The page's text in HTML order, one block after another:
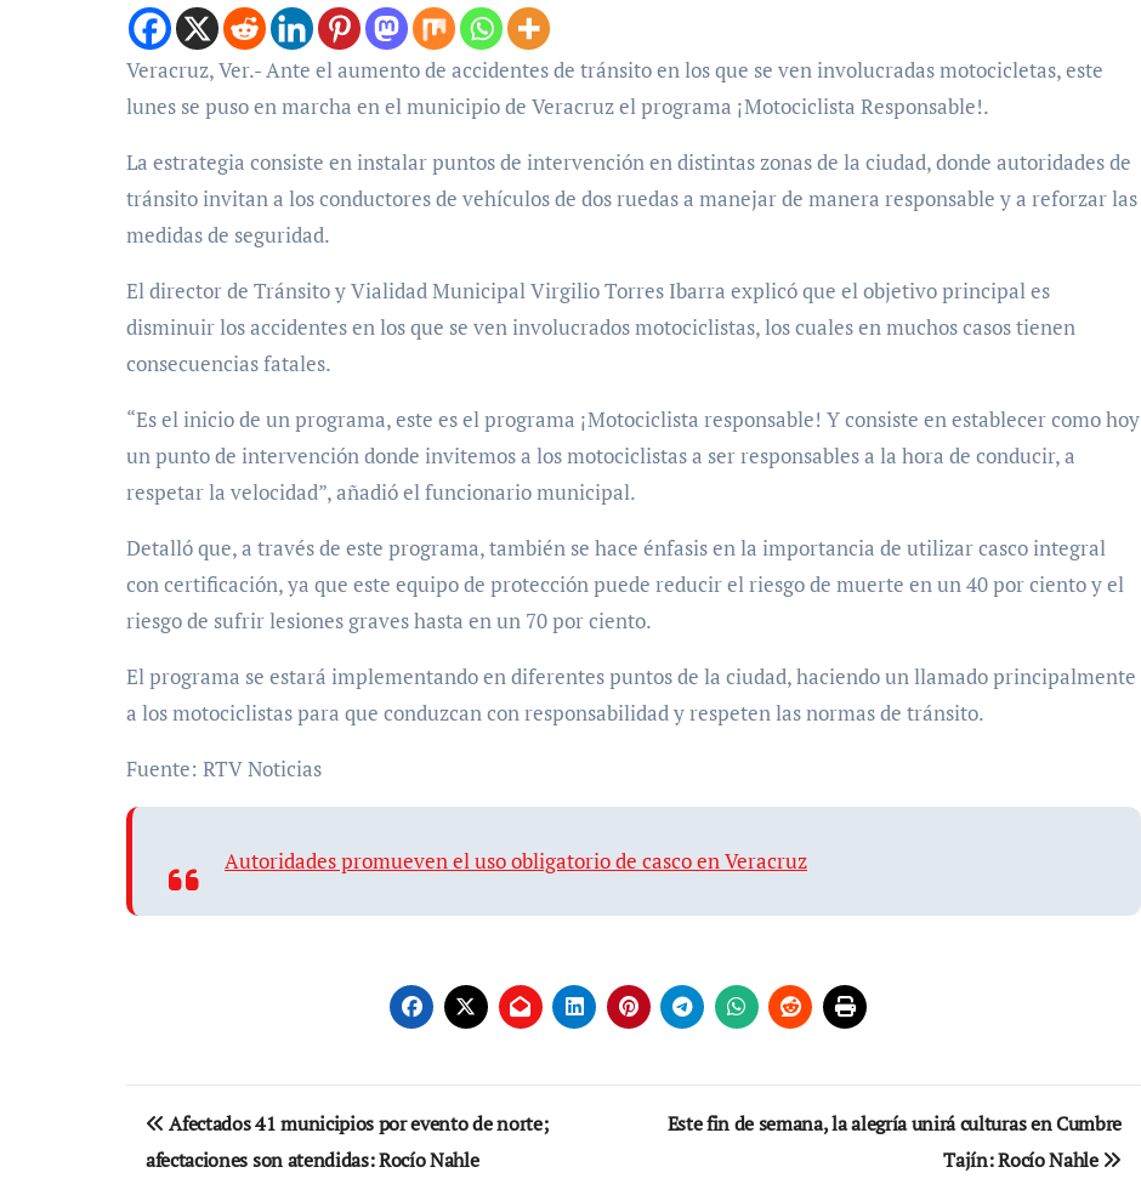
Veracruz, Ver.- Ante el aumento de accidentes de tránsito en los que se ven involucradas motocicletas, este
lunes se puso en marcha en el municipio de Veracruz el programa ¡Motociclista Responsable!.
La estrategia consiste en instalar puntos de intervención en distintas zonas de la ciudad, donde autoridades de
tránsito invitan a los conductores de vehículos de dos ruedas a manejar de manera responsable y a reforzar las
medidas de seguridad.
El director de Tránsito y Vialidad Municipal Virgilio Torres Ibarra explicó que el objetivo principal es
disminuir los accidentes en los que se ven involucrados motociclistas, los cuales en muchos casos tienen
consecuencias fatales.
“Es el inicio de un programa, este es el programa ¡Motociclista responsable! Y consiste en establecer como hoy
un punto de intervención donde invitemos a los motociclistas a ser responsables a la hora de conducir, a
respetar la velocidad”, añadió el funcionario municipal.
Detalló que, a través de este programa, también se hace énfasis en la importancia de utilizar casco integral
con certificación, ya que este equipo de protección puede reducir el riesgo de muerte en un 40 por ciento y el
riesgo de sufrir lesiones graves hasta en un 70 por ciento.
El programa se estará implementando en diferentes puntos de la ciudad, haciendo un llamado principalmente
a los motociclistas para que conduzcan con responsabilidad y respeten las normas de tránsito.
Fuente: RTV Noticias
Autoridades promueven el uso obligatorio de casco en Veracruz
Navegación
de
Afectados 41 municipios por evento de norte;
afectaciones son atendidas: Rocío Nahle
Este fin de semana, la alegría unirá culturas en Cumbre
Tajín: Rocío Nahle